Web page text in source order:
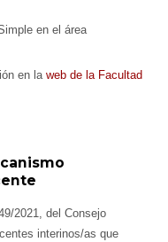
en el área
en la web de la Facultad
2021, del Consejo
interinos/as que